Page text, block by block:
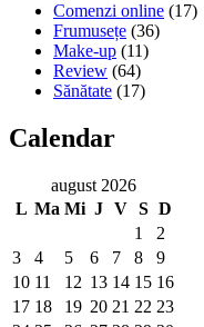
Comenzi online (17)
Frumusețe (36)
Make-up (11)
Review (64)
Sănătate (17)
Calendar
august 2026
L Ma Mi J V S D
1
2
3
4 5 6 7 8
9
10 11 12 13 14 15 16
17 18 19 20 21 22 23